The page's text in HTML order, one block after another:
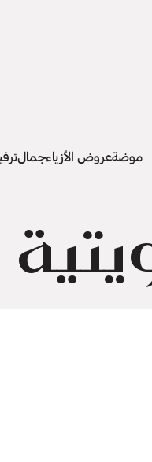
موضةعروض الأزياءجمال